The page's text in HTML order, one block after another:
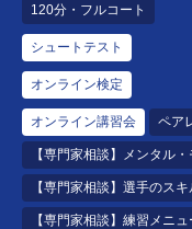
120分・フルコート
シュートテスト
オンライン検定
オンライン講習会 ペア
【専門家相談】メンタル
【専門家相談】選手のス
【専門家相談】練習メニ